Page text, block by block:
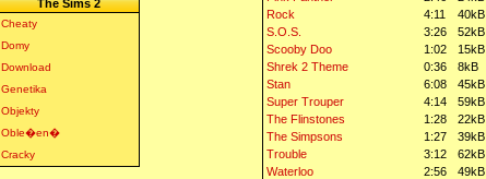
The Sims 2
Cheaty
Domy
Download
Genetika
Objekty
Oble�en�
Cracky
Rock
4:11
40kB
S.O.S.
3:26
52kB
Scooby Doo
1:02
15kB
Shrek 2 Theme
0:36
8kB
Stan
6:08
45kB
Super Trouper
4:14
59kB
The Flinstones
1:28
22kB
The Simpsons
1:27
39kB
Trouble
3:12
62kB
Waterloo
2:56
49kB